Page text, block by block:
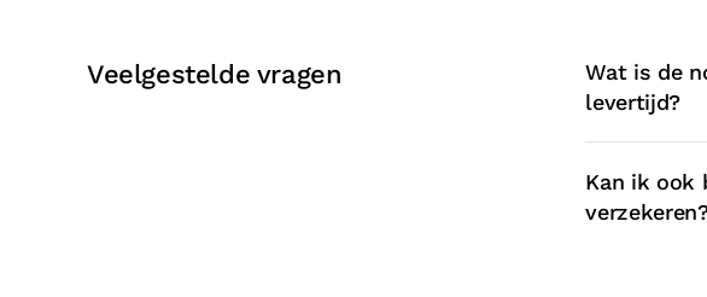
Veelgestelde vragen
Wat is de
levertijd?
Kan ik ook